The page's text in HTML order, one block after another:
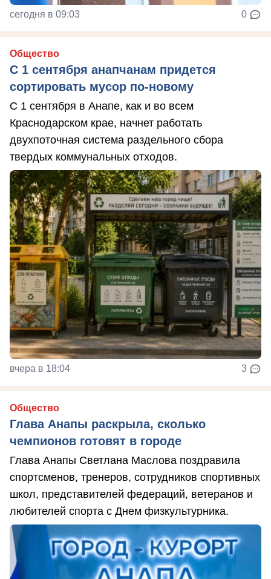
сегодня в 09:03 0
Общество
С 1 сентября анапчанам придется
сортировать мусор по-новому
С 1 сентября в Анапе, как и во всем
Краснодарском крае, начнет работать
двухпоточная система раздельного сбора
твердых коммунальных отходов.
вчера в 18:04 3
Общество
Глава Анапы раскрыла, сколько
чемпионов готовят в городе
Глава Анапы Светлана Маслова поздравила
спортсменов, тренеров, сотрудников спортивных
школ, представителей федераций, ветеранов и
любителей спорта с Днем физкультурника.